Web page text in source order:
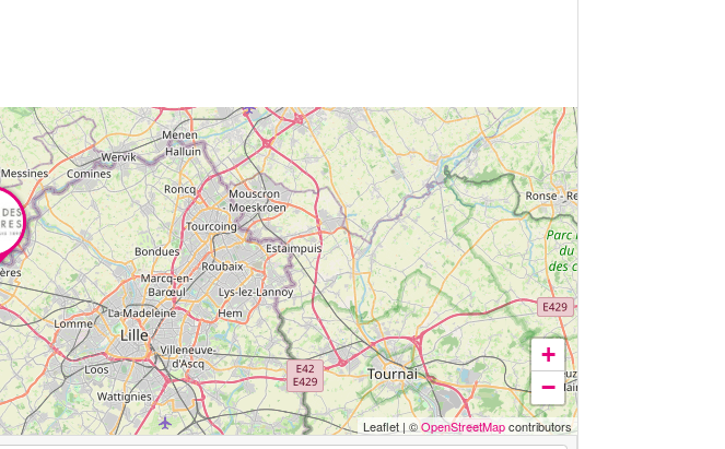
+
−
Leaflet | ©OpenStreetMapcontributors